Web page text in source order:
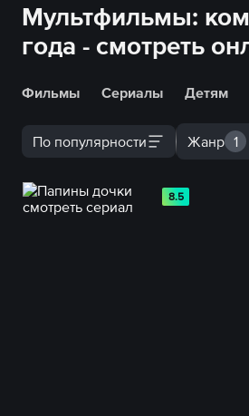
Мультфильмы:
года - смотреть
Фильмы Сериалы Детям
По популярности Жанр 1
8.5